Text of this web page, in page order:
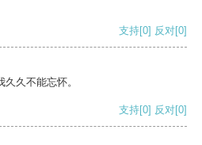
支持[0] 反对[0]
久不能忘怀。
支持[0] 反对[0]